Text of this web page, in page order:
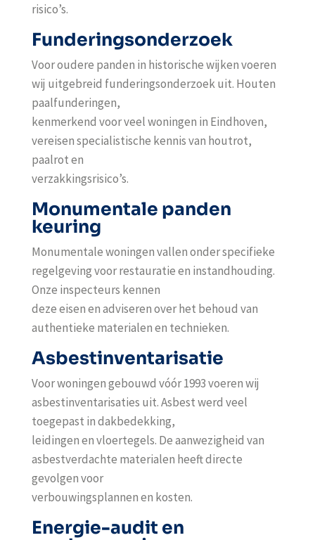
risico’s.
Funderingsonderzoek
Voor oudere panden in historische wijken voeren
wij uitgebreid funderingsonderzoek uit. Houten
paalfunderingen,
kenmerkend voor veel woningen in Eindhoven,
vereisen specialistische kennis van houtrot,
paalrot en
verzakkingsrisico’s.
Monumentale panden
keuring
Monumentale woningen vallen onder specifieke
regelgeving voor restauratie en instandhouding.
Onze inspecteurs kennen
deze eisen en adviseren over het behoud van
authentieke materialen en technieken.
Asbestinventarisatie
Voor woningen gebouwd vóór 1993 voeren wij
asbestinventarisaties uit. Asbest werd veel
toegepast in dakbedekking,
leidingen en vloertegels. De aanwezigheid van
asbestverdachte materialen heeft directe
gevolgen voor
verbouwingsplannen en kosten.
Energie-audit en